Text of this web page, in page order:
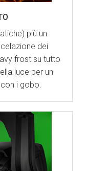
più un
dei
frost su tutto
luce per un
i gobo.